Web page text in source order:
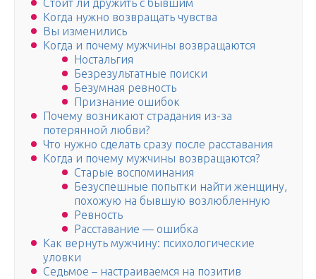
Стоит ли дружить с бывшим
Когда нужно возвращать чувства
Вы изменились
Когда и почему мужчины возвращаются
Ностальгия
Безрезультатные поиски
Безумная ревность
Признание ошибок
Почему возникают страдания из-за
потерянной любви?
Что нужно сделать сразу после расставания
Когда и почему мужчины возвращаются?
Старые воспоминания
Безуспешные попытки найти женщину,
похожую на бывшую возлюбленную
Ревность
Расставание — ошибка
Как вернуть мужчину: психологические
уловки
Седьмое – настраиваемся на позитив